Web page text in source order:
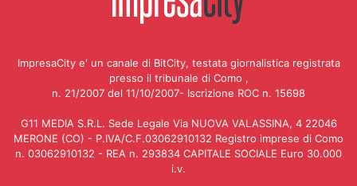
ImpresaCity e' un canale di BitCity, testata giornalistica registrata
presso il tribunale di Como ,
n. 21/2007 del 11/10/2007- Iscrizione ROC n. 15698
G11 MEDIA S.R.L. Sede Legale Via NUOVA VALASSINA, 4 22046
MERONE (CO) - P.IVA/C.F.03062910132 Registro imprese di Como
n. 03062910132 - REA n. 293834 CAPITALE SOCIALE Euro 30.000
i.v.